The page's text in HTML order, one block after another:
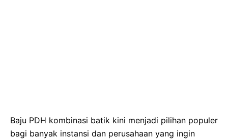
Baju PDH kombinasi batik kini menjadi pilihan populer
bagi banyak instansi dan perusahaan yang ingin